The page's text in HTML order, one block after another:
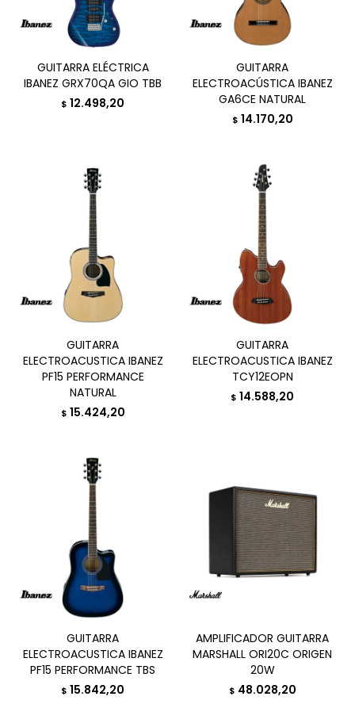
GUITARRA ELÉCTRICA
IBANEZ GRX70QA GIO TBB
$ 12.498,20
GUITARRA
ELECTROACÚSTICA IBANEZ
GA6CE NATURAL
$ 14.170,20
GUITARRA
ELECTROACUSTICA IBANEZ
PF15 PERFORMANCE
NATURAL
$ 15.424,20
GUITARRA
ELECTROACUSTICA IBANEZ
TCY12EOPN
$ 14.588,20
GUITARRA
ELECTROACUSTICA IBANEZ
PF15 PERFORMANCE TBS
$ 15.842,20
AMPLIFICADOR GUITARRA
MARSHALL ORI20C ORIGEN
20W
$ 48.028,20